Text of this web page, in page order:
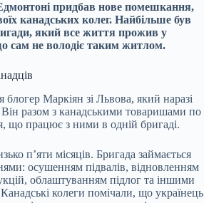
придбав нове помешкання,
канадських колег. Найбільше був
який все життя прожив у
сам не володіє таким житлом.
блогер Маркіян зі Львова, який наразі
разом з канадськими товаришами по
що працює з ними в одній бригаді.
п’яти місяців. Бригада займається
осушенням підвалів, відновленням
облаштуванням підлог та іншими
колеги помічали, що українець